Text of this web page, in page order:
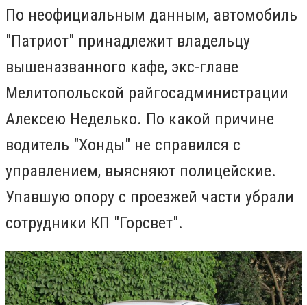
По неофициальным данным, автомобиль
"Патриот" принадлежит владельцу
вышеназванного кафе, экс-главе
Мелитопольской райгосадминистрации
Алексею Неделько. По какой причине
водитель "Хонды" не справился с
управлением, выясняют полицейские.
Упавшую опору с проезжей части убрали
сотрудники КП "Горсвет".